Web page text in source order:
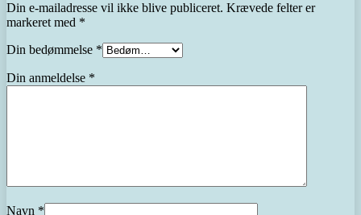
Din e-mailadresse vil ikke blive publiceret. Krævede felter er
markeret med *
Din bedømmelse *
Din anmeldelse *
Navn *